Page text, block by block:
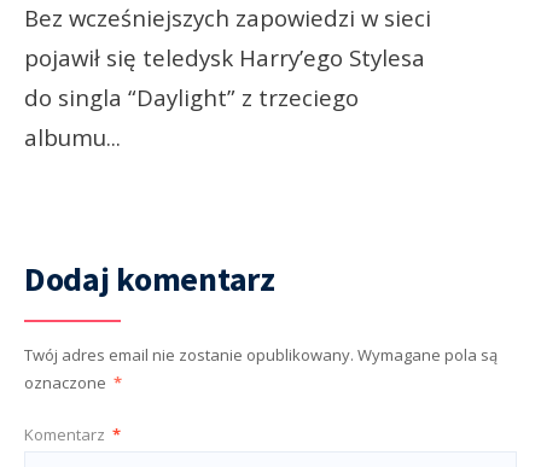
Bez wcześniejszych zapowiedzi w sieci
pojawił się teledysk Harry’ego Stylesa
do singla “Daylight” z trzeciego
albumu...
Dodaj komentarz
Twój adres email nie zostanie opublikowany. Wymagane pola są
oznaczone *
Komentarz *